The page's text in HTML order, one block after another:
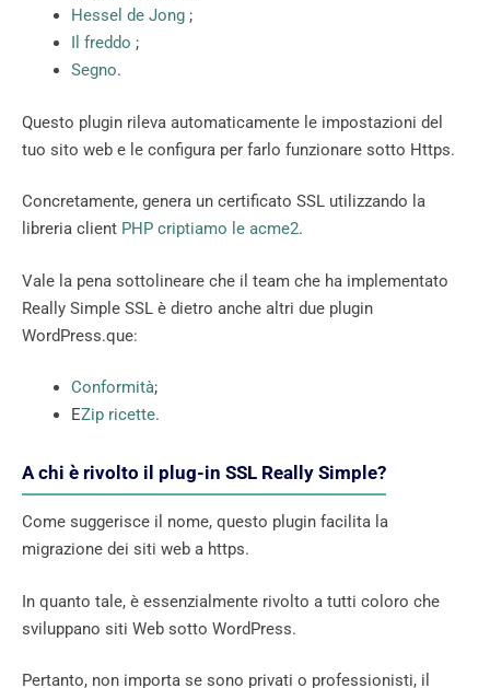
Hessel de Jong ;
Il freddo ;
Segno.
Questo plugin rileva automaticamente le impostazioni del
tuo sito web e le configura per farlo funzionare sotto Https.
Concretamente, genera un certificato SSL utilizzando la
libreria client PHP criptiamo le acme2.
Vale la pena sottolineare che il team che ha implementato
Really Simple SSL è dietro anche altri due plugin
WordPress.que:
Conformità;
EZip ricette.
A chi è rivolto il plug-in SSL Really Simple?
Come suggerisce il nome, questo plugin facilita la
migrazione dei siti web a https.
In quanto tale, è essenzialmente rivolto a tutti coloro che
sviluppano siti Web sotto WordPress.
Pertanto, non importa se sono privati ​​o professionisti, il